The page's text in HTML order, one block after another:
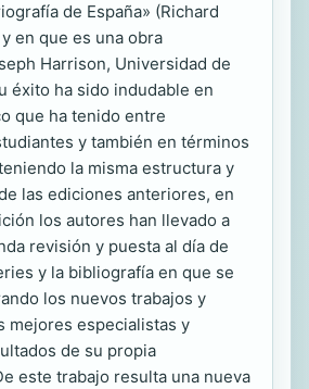
de España» (Richard
en que es una obra
Harrison, Universidad de
éxito ha sido indudable en
que ha tenido entre
y también en términos
la misma estructura y
las ediciones anteriores, en
los autores han llevado a
revisión y puesta al día de
y la bibliografía en que se
los nuevos trabajos y
mejores especialistas y
de su propia
este trabajo resulta una nueva